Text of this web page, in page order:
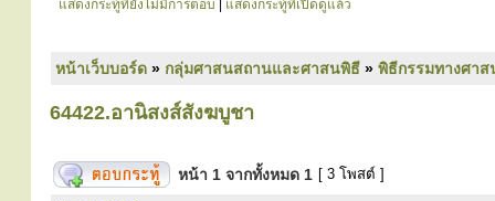
แสดงกระทู้ที่ยังไม่มีการตอบ แสดงกระทู้ที่เปิดดูแล้ว
หน้าเว็บบอร์ด » กลุ่มศาสนสถานและศาสนพิธี » พิธีกรรมทางศา
64422.อานิสงส์สังฆบูชา
หน้า 1 จากทั้งหมด 1 [ 3 โพสต์ ]